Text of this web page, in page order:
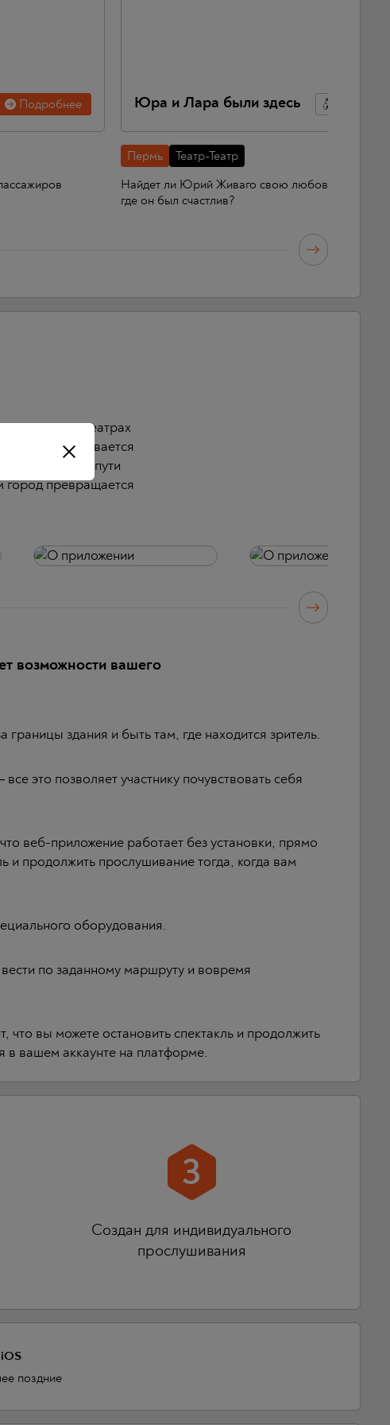
Подробнее Юра и Лара были здесь
Пермь
Театр-Театр
Найдет ли Юрий Живаго свою любовь?
где он был счастлив?
в разных театрах
разворачивается
на пути
город превращается
возможности вашего
здания и быть там, где находится зритель.
это позволяет участнику почувствовать себя
веб-приложение работает без установки, прямо
и продолжить прослушивание тогда, когда вам
оборудования.
по заданному маршруту и вовремя
что вы можете остановить спектакль и продолжить
в вашем аккаунте на платформе.
3
Создан для индивидуального
прослушивания
поздние